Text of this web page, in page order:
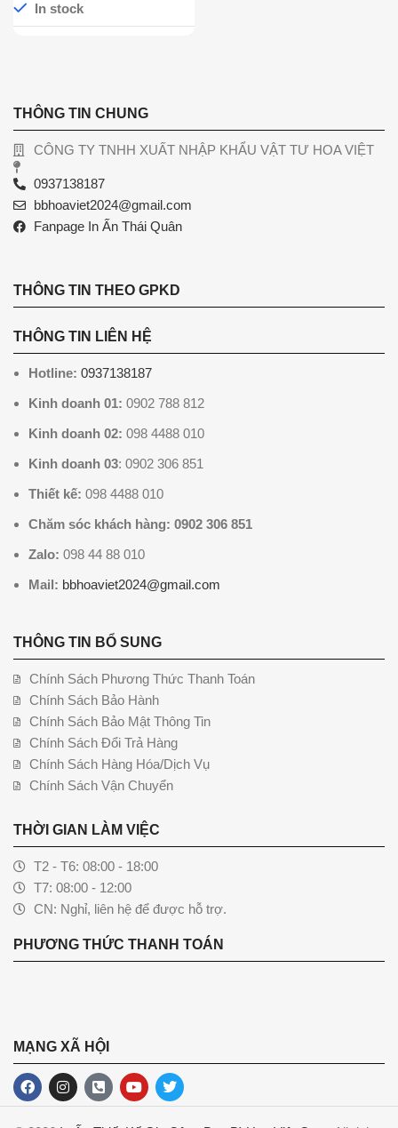
In stock
THÔNG TIN CHUNG
CÔNG TY TNHH XUẤT NHẬP KHẨU VẬT TƯ HOA VIỆT
0937138187
bbhoaviet2024@gmail.com
Fanpage In Ấn Thái Quân
THÔNG TIN THEO GPKD
THÔNG TIN LIÊN HỆ
Hotline: 0937138187
Kinh doanh 01: 0902 788 812
Kinh doanh 02: 098 4488 010
Kinh doanh 03: 0902 306 851
Thiết kế: 098 4488 010
Chăm sóc khách hàng: 0902 306 851
Zalo: 098 44 88 010
Mail: bbhoaviet2024@gmail.com
THÔNG TIN BỔ SUNG
Chính Sách Phương Thức Thanh Toán
Chính Sách Bảo Hành
Chính Sách Bảo Mật Thông Tin
Chính Sách Đổi Trả Hàng
Chính Sách Hàng Hóa/Dịch Vụ
Chính Sách Vận Chuyển
THỜI GIAN LÀM VIỆC
T2 - T6: 08:00 - 18:00
T7: 08:00 - 12:00
CN: Nghỉ, liên hệ để được hỗ trợ.
PHƯƠNG THỨC THANH TOÁN
MẠNG XÃ HỘI